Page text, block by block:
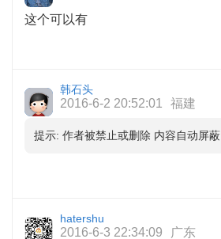
这个可以有
韩石头
2016-6-2 20:52:01 福建
提示: 作者被禁止或删除 内容自动屏蔽
hatershu
2016-6-3 22:34:09 广东